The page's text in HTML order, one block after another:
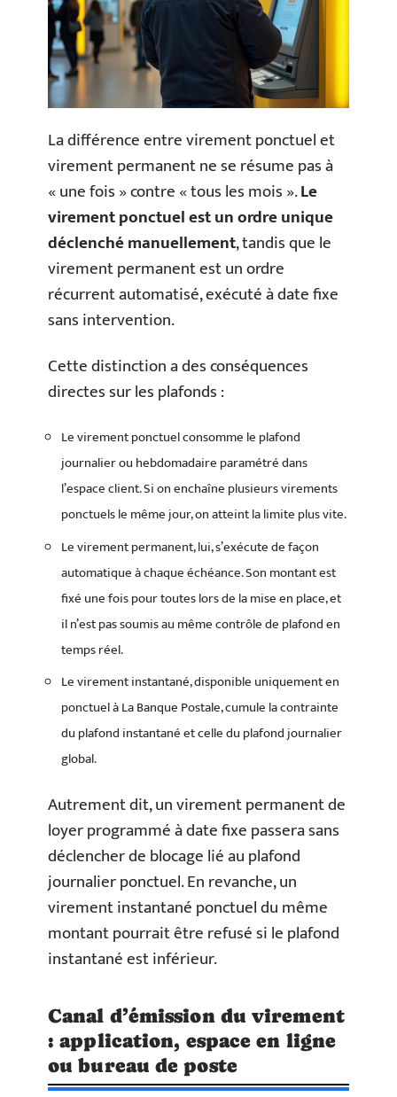
La différence entre virement ponctuel et
virement permanent ne se résume pas à
« une fois » contre « tous les mois ».Le
virement ponctuel est un ordre unique
déclenché manuellement, tandis que le
virement permanent est un ordre
récurrent automatisé, exécuté à date fixe
sans intervention.
Cette distinction a des conséquences
directes sur les plafonds :
Le virement ponctuel consomme le plafond
journalier ou hebdomadaire paramétré dans
l’espace client. Si on enchaîne plusieurs virements
ponctuels le même jour, on atteint la limite plus vite.
Le virement permanent, lui, s’exécute de façon
automatique à chaque échéance. Son montant est
fixé une fois pour toutes lors de la mise en place, et
il n’est pas soumis au même contrôle de plafond en
temps réel.
Le virement instantané, disponible uniquement en
ponctuel à La Banque Postale, cumule la contrainte
du plafond instantané et celle du plafond journalier
global.
Autrement dit, un virement permanent de
loyer programmé à date fixe passera sans
déclencher de blocage lié au plafond
journalier ponctuel. En revanche, un
virement instantané ponctuel du même
montant pourrait être refusé si le plafond
instantané est inférieur.
Canal d’émission du virement
: application, espace en ligne
ou bureau de poste